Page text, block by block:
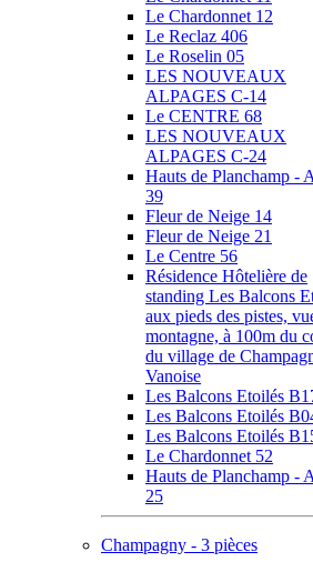
Le Chardonnet 12
Le Reclaz 406
Le Roselin 05
LES NOUVEAUX
ALPAGES C-14
Le CENTRE 68
LES NOUVEAUX
ALPAGES C-24
Hauts de Planchamp -
39
Fleur de Neige 14
Fleur de Neige 21
Le Centre 56
Résidence Hôtelière de
standing Les Balcons
aux pieds des pistes,
montagne, à 100m du
du village de
Vanoise
Les Balcons Etoilés
Les Balcons Etoilés
Les Balcons Etoilés
Le Chardonnet 52
Hauts de Planchamp -
25
Champagny - 3 pièces